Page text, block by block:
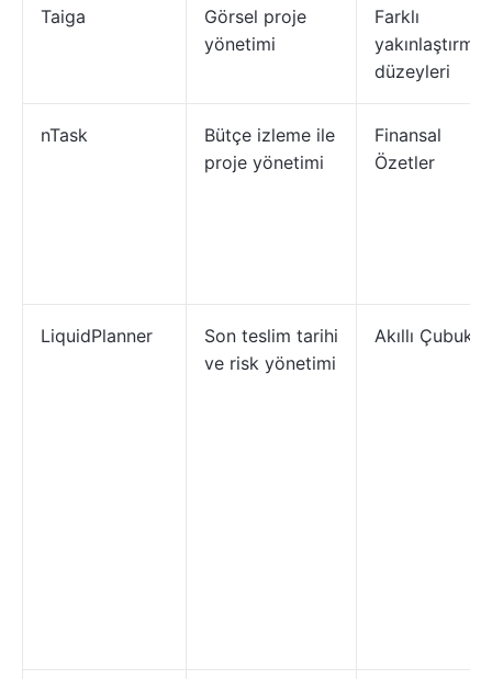
Taiga
Görsel proje
yönetimi
Farklı
yakınlaştırma
düzeyleri
nTask
Bütçe izleme ile
proje yönetimi
Finansal
Özetler
LiquidPlanner
Son teslim tarihi
ve risk yönetimi
Akıllı